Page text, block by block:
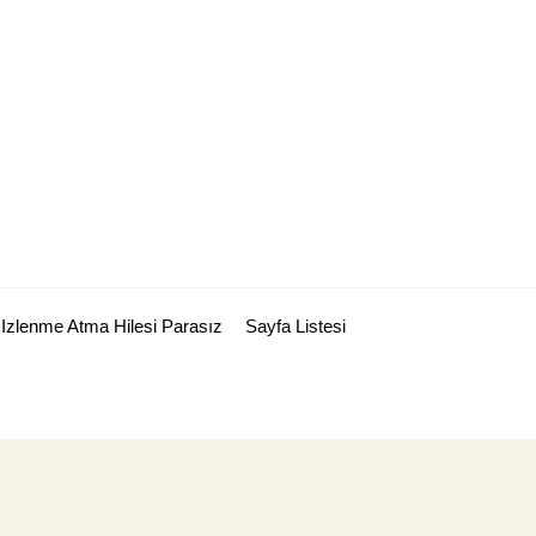
Atma Hilesi Parasız Sayfa Listesi